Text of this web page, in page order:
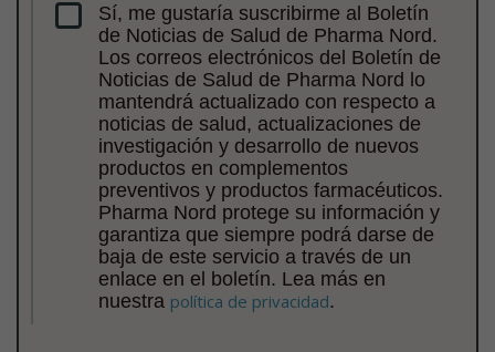
Sí, me gustaría suscribirme al Boletín
de Noticias de Salud de Pharma Nord.
Los correos electrónicos del Boletín de
Noticias de Salud de Pharma Nord lo
mantendrá actualizado con respecto a
noticias de salud, actualizaciones de
investigación y desarrollo de nuevos
productos en complementos
preventivos y productos farmacéuticos.
Pharma Nord protege su información y
garantiza que siempre podrá darse de
baja de este servicio a través de un
enlace en el boletín. Lea más en
nuestra política de privacidad.